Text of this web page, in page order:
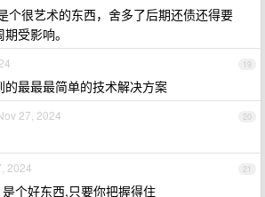
个很艺术的东西，舍多了后期还债还得要
受影响。
19
的最最最简单的技术解决方案
20
27, 2024
21
2024
个好东西,只要你把握得住